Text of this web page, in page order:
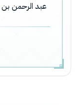
عبد الرحمن بن